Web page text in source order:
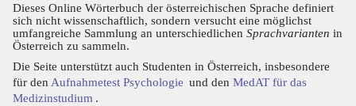
Dieses Online Wörterbuch der österreichischen Sprache definiert
sich nicht wissenschaftlich, sondern versucht eine möglichst
umfangreiche Sammlung an unterschiedlichen Sprachvarianten in
Österreich zu sammeln.
Die Seite unterstützt auch Studenten in Österreich, insbesondere
für den Aufnahmetest Psychologie und den MedAT für das
Medizinstudium .